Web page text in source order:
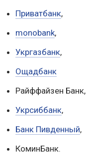
Приватбанк,
monobank,
Укргазбанк,
Ощадбанк
Райффайзен Банк,
Укрсиббанк,
Банк Пивденный,
КоминБанк.